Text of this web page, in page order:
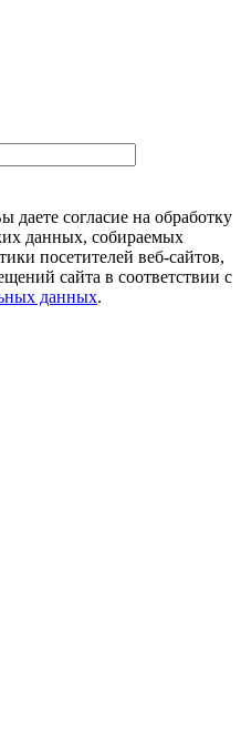
даете согласие на обработку
данных, собираемых
посетителей веб-сайтов,
сайта в соответствии с
данных.